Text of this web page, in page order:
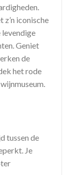
iconische
levendige
Geniet
de
het rode
tussen de
Je